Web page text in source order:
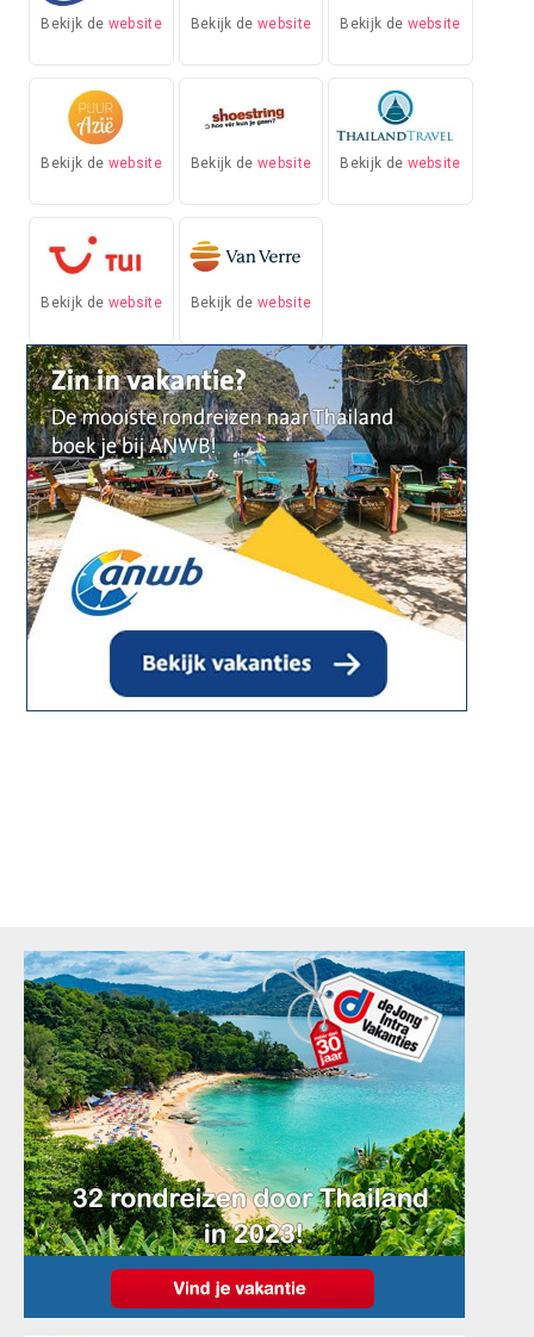
Bekijk de website Bekijk dewebsite Bekijk de website
Bekijk de website Bekijk dewebsite Bekijk de website
Bekijk de website Bekijk dewebsite